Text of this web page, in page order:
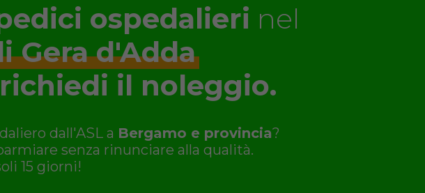
ospedalieri nel
Gera d'Adda
richiedi il noleggio.
dall'ASL a Bergamo e provincia?
senza rinunciare alla qualità.
15 giorni!